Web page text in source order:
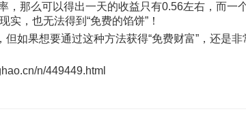
那么可以得出一天的收益只有0.56左右，而一
，也无法得到“免费的馅饼”！
如果想要通过这种方法获得“免费财富”，还是
n/449449.html